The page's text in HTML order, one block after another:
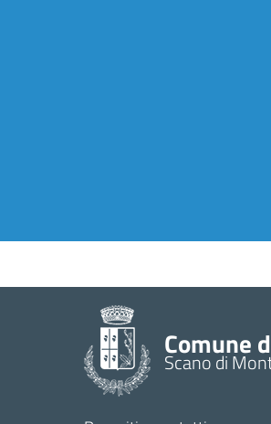
Comune
Scano di